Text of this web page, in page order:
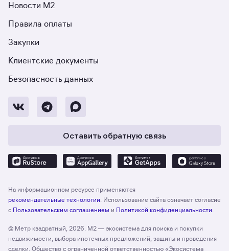
Новости М2
Правила оплаты
Закупки
Клиентские документы
Безопасность данных
Оставить обратную связь
На информационном ресурсе применяются
рекомендательные технологии . Использование сайта означает согласие
с Пользовательским соглашением и Политикой конфиденциальности
© Метр квадратный, 2026. М2 — экосистема для поиска и покупки
недвижимости, выбора ипотечных предложений, защиты и проведения
сделки. Общество с ограниченной ответственностью «Экосистема